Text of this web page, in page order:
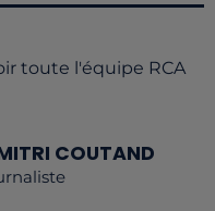
toute l'équipe RCA
COUTAND